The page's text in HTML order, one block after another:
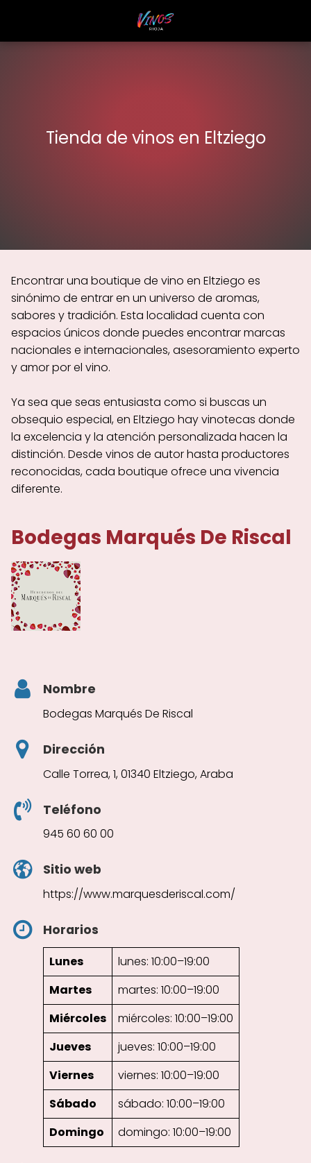
Tienda de vinos en Eltziego
Encontrar una boutique de vino en Eltziego es
sinónimo de entrar en un universo de aromas,
sabores y tradición. Esta localidad cuenta con
espacios únicos donde puedes encontrar marcas
nacionales e internacionales, asesoramiento experto
y amor por el vino.
Ya sea que seas entusiasta como si buscas un
obsequio especial, en Eltziego hay vinotecas donde
la excelencia y la atención personalizada hacen la
distinción. Desde vinos de autor hasta productores
reconocidas, cada boutique ofrece una vivencia
diferente.
Bodegas Marqués De Riscal
Nombre
Bodegas Marqués De Riscal
Dirección
Calle Torrea, 1, 01340 Eltziego, Araba
Teléfono
945 60 60 00
Sitio web
https://www.marquesderiscal.com/
Horarios
Lunes
lunes: 10:00–19:00
Martes
martes: 10:00–19:00
Miércoles
miércoles: 10:00–19:00
Jueves
jueves: 10:00–19:00
Viernes
viernes: 10:00–19:00
Sábado
sábado: 10:00–19:00
Domingo
domingo: 10:00–19:00